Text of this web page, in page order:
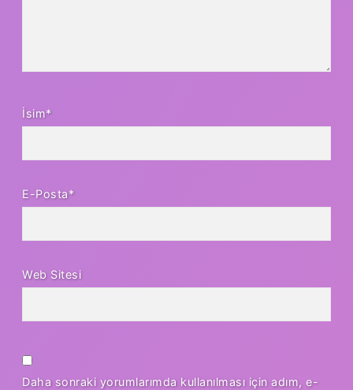
İsim*
E-Posta*
Web Sitesi
Daha sonraki yorumlarımda kullanılması için adım, e-